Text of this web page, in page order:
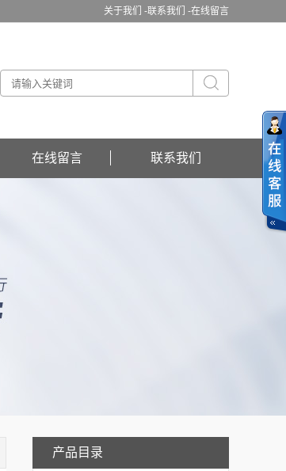
关于我们 -联系我们 -在线留言
在线留言 联系我们
产品目录